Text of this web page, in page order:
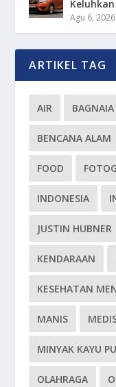
Keluhkan
Agu 6, 2026
ARTIKEL TAG
AIR BAGNAIA
BENCANA ALAM
FOOD
INDONESIA
JUSTIN HUBNER
KENDARAAN
KESEHATAN
MANIS
MINYAK KAYU
OLAHRAGA